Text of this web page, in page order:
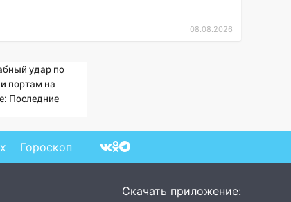
08.08.2026
удар по
портам на
Последние
Гороскоп
Скачать приложение: